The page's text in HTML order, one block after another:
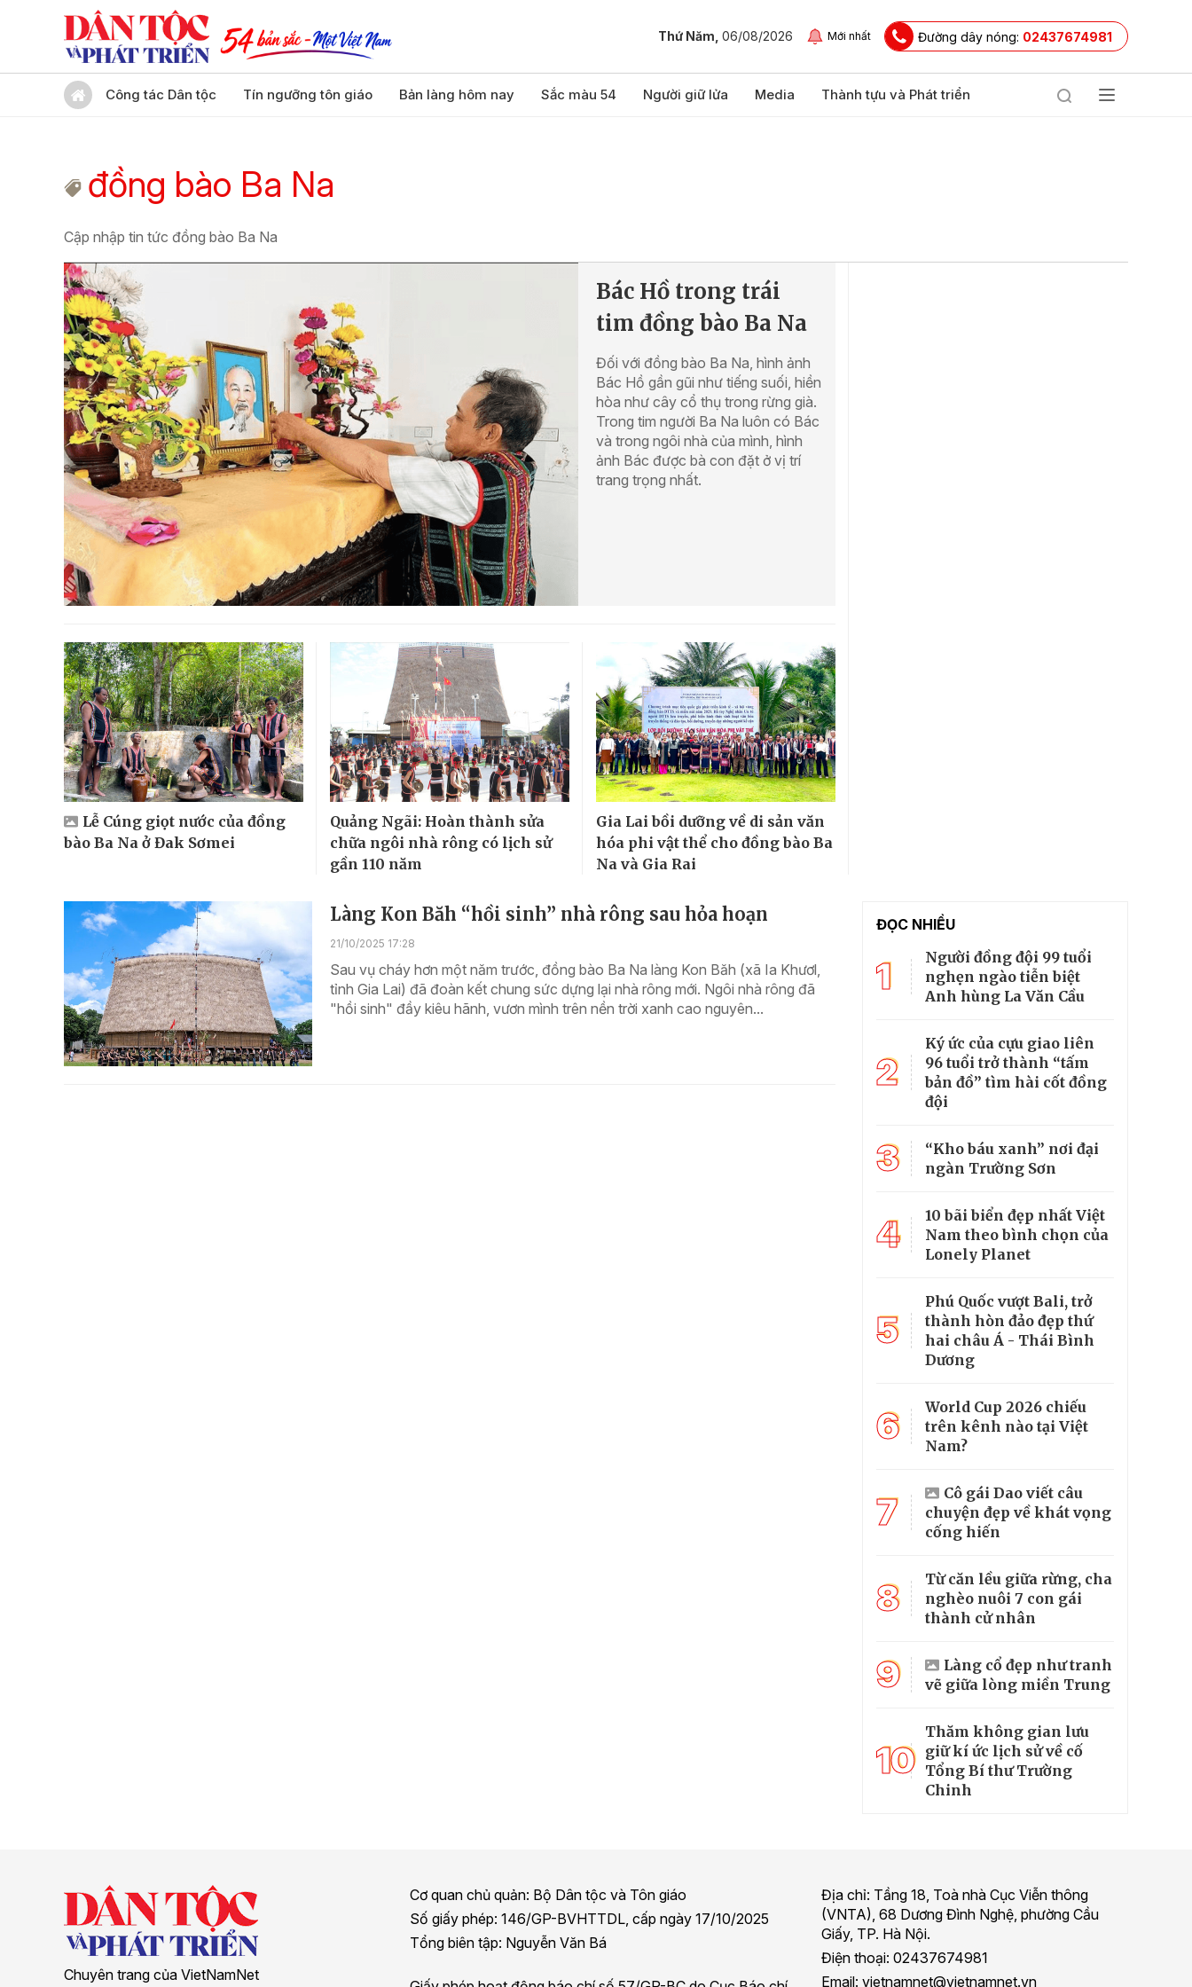
Thứ Năm, 06/08/2026 Mới nhất Đường dây nóng: 02437674981
Công tác Dân tộc Tín ngưỡng tôn giáo Bản làng hôm nay Sắc màu 54 Người giữ lửa Media Thành tựu và Phát triển
đồng bào Ba Na
Cập nhập tin tức đồng bào Ba Na
Bác Hồ trong trái
tim đồng bào Ba Na
Đối với đồng bào Ba Na, hình ảnh
Bác Hồ gần gũi như tiếng suối, hiền
hòa như cây cổ thụ trong rừng già.
Trong tim người Ba Na luôn có Bác
và trong ngôi nhà của mình, hình
ảnh Bác được bà con đặt ở vị trí
trang trọng nhất.
Lễ Cúng giọt nước của đồng
bào Ba Na ở Đak Sơmei
Quảng Ngãi: Hoàn thành sửa
chữa ngôi nhà rông có lịch sử
gần 110 năm
Gia Lai bồi dưỡng về di sản văn
hóa phi vật thể cho đồng bào Ba
Na và Gia Rai
Làng Kon Băh “hồi sinh” nhà rông sau hỏa hoạn
21/10/2025 17:28
Sau vụ cháy hơn một năm trước, đồng bào Ba Na làng Kon Băh (xã Ia Khươl,
tỉnh Gia Lai) đã đoàn kết chung sức dựng lại nhà rông mới. Ngôi nhà rông đã
"hồi sinh" đầy kiêu hãnh, vươn mình trên nền trời xanh cao nguyên...
ĐỌC NHIỀU
1
Người đồng đội 99 tuổi
nghẹn ngào tiễn biệt
Anh hùng La Văn Cầu
2
Ký ức của cựu giao liên
96 tuổi trở thành “tấm
bản đồ” tìm hài cốt đồng
đội
3
“Kho báu xanh” nơi đại
ngàn Trường Sơn
4
10 bãi biển đẹp nhất Việt
Nam theo bình chọn của
Lonely Planet
5
Phú Quốc vượt Bali, trở
thành hòn đảo đẹp thứ
hai châu Á - Thái Bình
Dương
6
World Cup 2026 chiếu
trên kênh nào tại Việt
Nam?
7
Cô gái Dao viết câu
chuyện đẹp về khát vọng
cống hiến
8
Từ căn lều giữa rừng, cha
nghèo nuôi 7 con gái
thành cử nhân
9
Làng cổ đẹp như tranh
vẽ giữa lòng miền Trung
10
Thăm không gian lưu
giữ kí ức lịch sử về cố
Tổng Bí thư Trường
Chinh
Chuyên trang của VietNamNet
Cơ quan chủ quản: Bộ Dân tộc và Tôn giáo
Số giấy phép: 146/GP-BVHTTDL, cấp ngày 17/10/2025
Tổng biên tập: Nguyễn Văn Bá
Địa chỉ: Tầng 18, Toà nhà Cục Viễn thông
(VNTA), 68 Dương Đình Nghệ, phường Cầu
Giấy, TP. Hà Nội.
Điện thoại: 02437674981
Email: vietnamnet@vietnamnet.vn